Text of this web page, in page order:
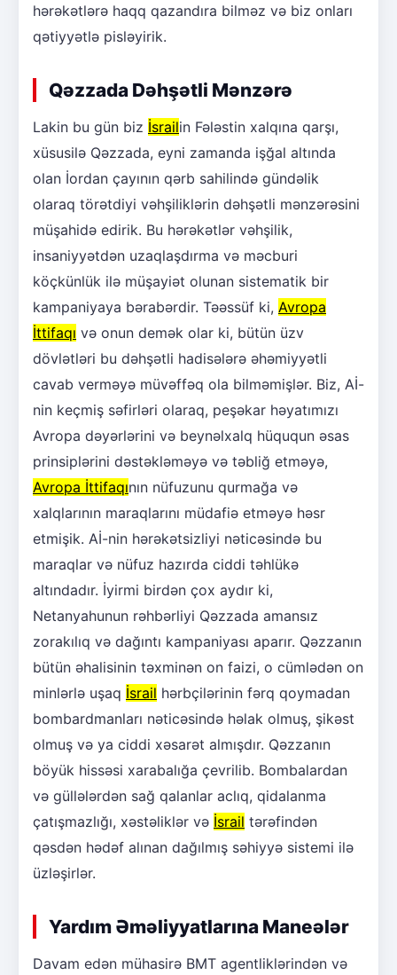
hərəkətlərə haqq qazandıra bilməz və biz onları
qətiyyətlə pisləyirik.
Qəzzada Dəhşətli Mənzərə
Lakin bu gün biz İsrailin Fələstin xalqına qarşı,
xüsusilə Qəzzada, eyni zamanda işğal altında
olan İordan çayının qərb sahilində gündəlik
olaraq törətdiyi vəhşiliklərin dəhşətli mənzərəsini
müşahidə edirik. Bu hərəkətlər vəhşilik,
insaniyyətdən uzaqlaşdırma və məcburi
köçkünlük ilə müşayiət olunan sistematik bir
kampaniyaya bərabərdir. Təəssüf ki, Avropa
İttifaqı və onun demək olar ki, bütün üzv
dövlətləri bu dəhşətli hadisələrə əhəmiyyətli
cavab verməyə müvəffəq ola bilməmişlər. Biz, Aİ-
nin keçmiş səfirləri olaraq, peşəkar həyatımızı
Avropa dəyərlərini və beynəlxalq hüququn əsas
prinsiplərini dəstəkləməyə və təbliğ etməyə,
Avropa İttifaqının nüfuzunu qurmağa və
xalqlarının maraqlarını müdafiə etməyə həsr
etmişik. Aİ-nin hərəkətsizliyi nəticəsində bu
maraqlar və nüfuz hazırda ciddi təhlükə
altındadır. İyirmi birdən çox aydır ki,
Netanyahunun rəhbərliyi Qəzzada amansız
zorakılıq və dağıntı kampaniyası aparır. Qəzzanın
bütün əhalisinin təxminən on faizi, o cümlədən on
minlərlə uşaq İsrail hərbçilərinin fərq qoymadan
bombardmanları nəticəsində həlak olmuş, şikəst
olmuş və ya ciddi xəsarət almışdır. Qəzzanın
böyük hissəsi xarabalığa çevrilib. Bombalardan
və güllələrdən sağ qalanlar aclıq, qidalanma
çatışmazlığı, xəstəliklər və İsrail tərəfindən
qəsdən hədəf alınan dağılmış səhiyyə sistemi ilə
üzləşirlər.
Yardım Əməliyyatlarına Maneələr
Davam edən mühasirə BMT agentliklərindən və